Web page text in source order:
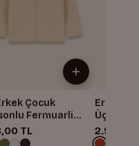
Çocuk
Fermuarli
Ceket
TL
Erkek
Üçlü
2.933,33